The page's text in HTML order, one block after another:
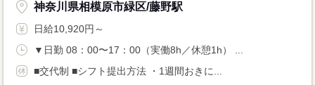
神奈川県相模原市緑区/藤野駅
日給10,920円～
▼日勤 08：00〜17：00（実働8h／休憩1h） ...
■交代制 ■シフト提出方法 ・1週間おきに...